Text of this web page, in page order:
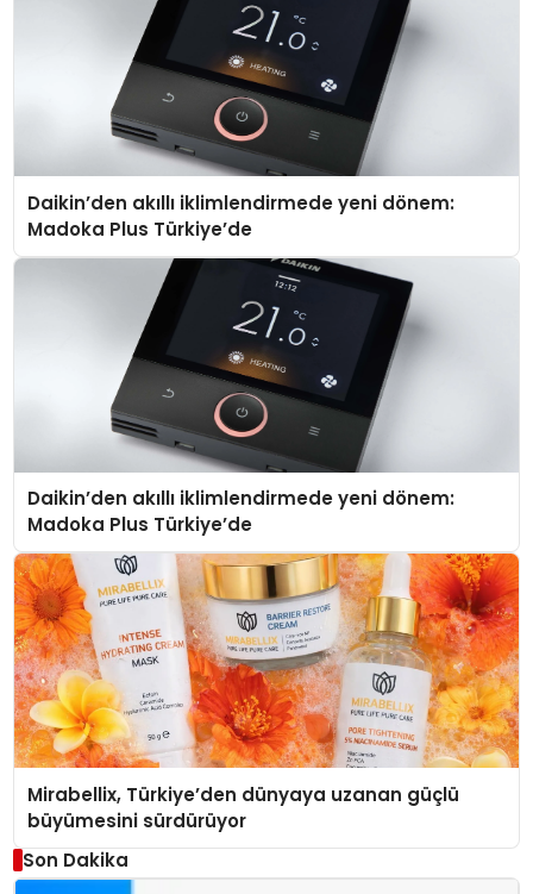
Daikin’den akıllı iklimlendirmede yeni dönem:
Madoka Plus Türkiye’de
Daikin’den akıllı iklimlendirmede yeni dönem:
Madoka Plus Türkiye’de
Mirabellix, Türkiye’den dünyaya uzanan güçlü
büyümesini sürdürüyor
Son Dakika